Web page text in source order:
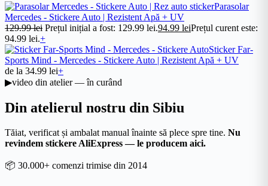
Parasolar
Mercedes - Stickere Auto | Rezistent Apă + UV
129.99lei Prețul inițial a fost: 129.99 lei.94.99 leiPrețul curent este:
94.99 lei.+
Sticker Far-
Sports Mind - Mercedes - Stickere Auto | Rezistent Apă + UV
de la 34.99 lei+
▶video din atelier — în curând
Din atelierul nostru din Sibiu
Tăiat, verificat și ambalat manual înainte să plece spre tine. Nu
revindem stickere AliExpress — le producem aici.
📦 30.000+ comenzi trimise din 2014